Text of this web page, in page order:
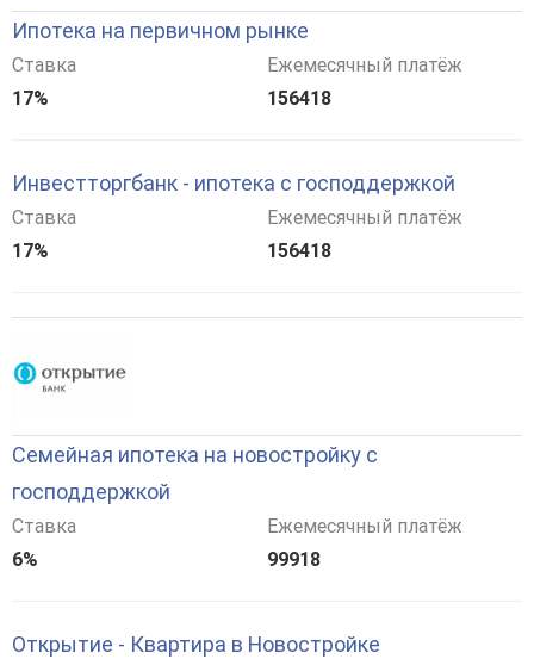
Ипотека на первичном рынке
Ставка
17%
Ежемесячный платёж
156418
Инвестторгбанк - ипотека с господдержкой
Ставка
17%
Ежемесячный платёж
156418
Семейная ипотека на новостройку с
господдержкой
Ставка
6%
Ежемесячный платёж
99918
Открытие - Квартира в Новостройке